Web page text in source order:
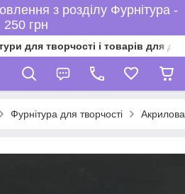
з розділу Фурнітура -
250 грн
для творчості і товарів для
Фурнітура для творчості